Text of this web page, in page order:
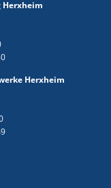
Herxheim